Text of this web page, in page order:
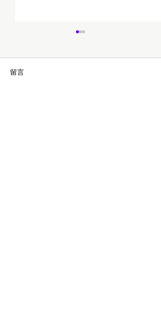
留言